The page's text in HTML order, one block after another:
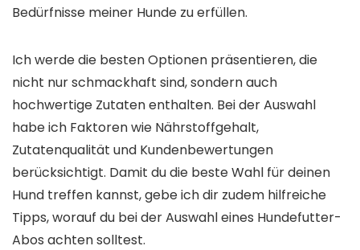
Bedürfnisse meiner Hunde zu erfüllen.
Ich werde die besten Optionen präsentieren, die
nicht nur schmackhaft sind, sondern auch
hochwertige Zutaten enthalten. Bei der Auswahl
habe ich Faktoren wie Nährstoffgehalt,
Zutatenqualität und Kundenbewertungen
berücksichtigt. Damit du die beste Wahl für deinen
Hund treffen kannst, gebe ich dir zudem hilfreiche
Tipps, worauf du bei der Auswahl eines Hundefutter-
Abos achten solltest.